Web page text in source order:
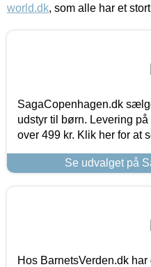
world.dk, som alle har et
SagaCopenhagen.dk
udstyr til børn. Levering
over 499 kr. Klik her for at
Se udvalget på
Hos BarnetsVerden.dk